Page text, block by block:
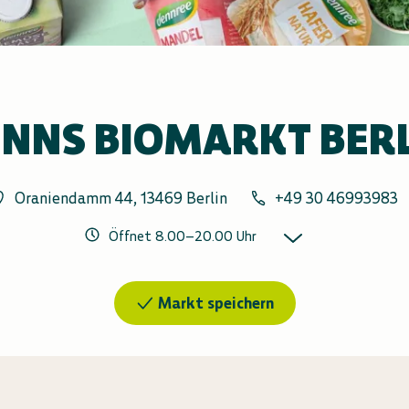
BIOMARKT
Oraniendamm 44, 13469 Berlin +49 30 46993983
Öffnet 8.00–20.00 Uhr
Markt speichern